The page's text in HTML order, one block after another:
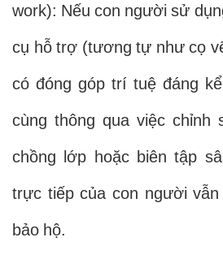
work): Nếu con người sử
cụ hỗ trợ (tương tự như cọ
có đóng góp trí tuệ đáng
cùng thông qua việc
chồng lớp hoặc biên tập
trực tiếp của con người
bảo hộ.